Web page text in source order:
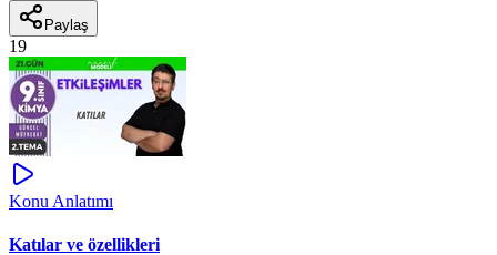
Paylaş
19
Konu Anlatımı
Katılar ve özellikleri